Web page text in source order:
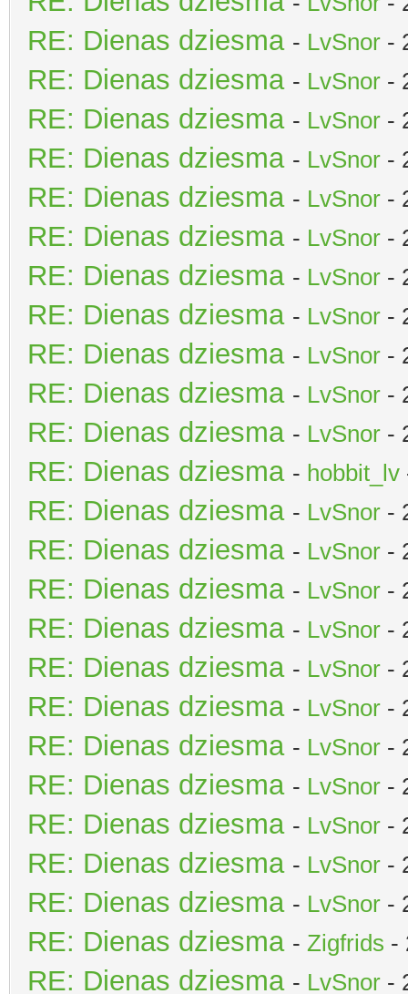
RE: Dienas dziesma - LvSnor -
RE: Dienas dziesma - LvSnor -
RE: Dienas dziesma - LvSnor -
RE: Dienas dziesma - LvSnor -
RE: Dienas dziesma - LvSnor -
RE: Dienas dziesma - LvSnor -
RE: Dienas dziesma - LvSnor -
RE: Dienas dziesma - LvSnor -
RE: Dienas dziesma - LvSnor -
RE: Dienas dziesma - LvSnor -
RE: Dienas dziesma - LvSnor -
RE: Dienas dziesma - hobbit_lv
RE: Dienas dziesma - LvSnor -
RE: Dienas dziesma - LvSnor -
RE: Dienas dziesma - LvSnor -
RE: Dienas dziesma - LvSnor -
RE: Dienas dziesma - LvSnor -
RE: Dienas dziesma - LvSnor -
RE: Dienas dziesma - LvSnor -
RE: Dienas dziesma - LvSnor -
RE: Dienas dziesma - LvSnor -
RE: Dienas dziesma - LvSnor -
RE: Dienas dziesma - LvSnor -
RE: Dienas dziesma - Zigfrids -
RE: Dienas dziesma - LvSnor -